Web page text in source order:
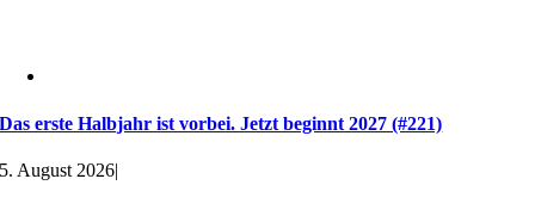
Das erste Halbjahr ist vorbei. Jetzt beginnt 2027 (#221)
5. August 2026|